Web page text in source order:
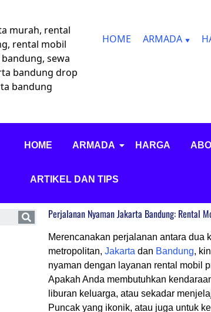
murah, rental
rental mobil
sewa
bandung drop
bandung
HOME ARMADA
HOME ARMADA HARGA
ARTIKEL DAN TIPS
Perjalanan Nyaman Jakarta Bandung: Rental
Merencanakan perjalanan antara dua
metropolitan, Jakarta dan Bandung,
nyaman dengan layanan rental mobil
Apakah Anda membutuhkan
liburan keluarga, atau sekadar
Puncak yang ikonik, atau juga untuk